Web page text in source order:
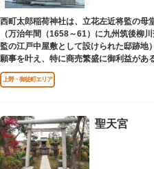
西町太郎稲荷神社は、立花左近将監の母
（万治年間（1658～61）に九州筑後柳
監の江戸中屋敷として設けられた邸跡地
願事を叶え、特に商売繁盛に御利益があ
上野・御徒町エリア
聖天宮